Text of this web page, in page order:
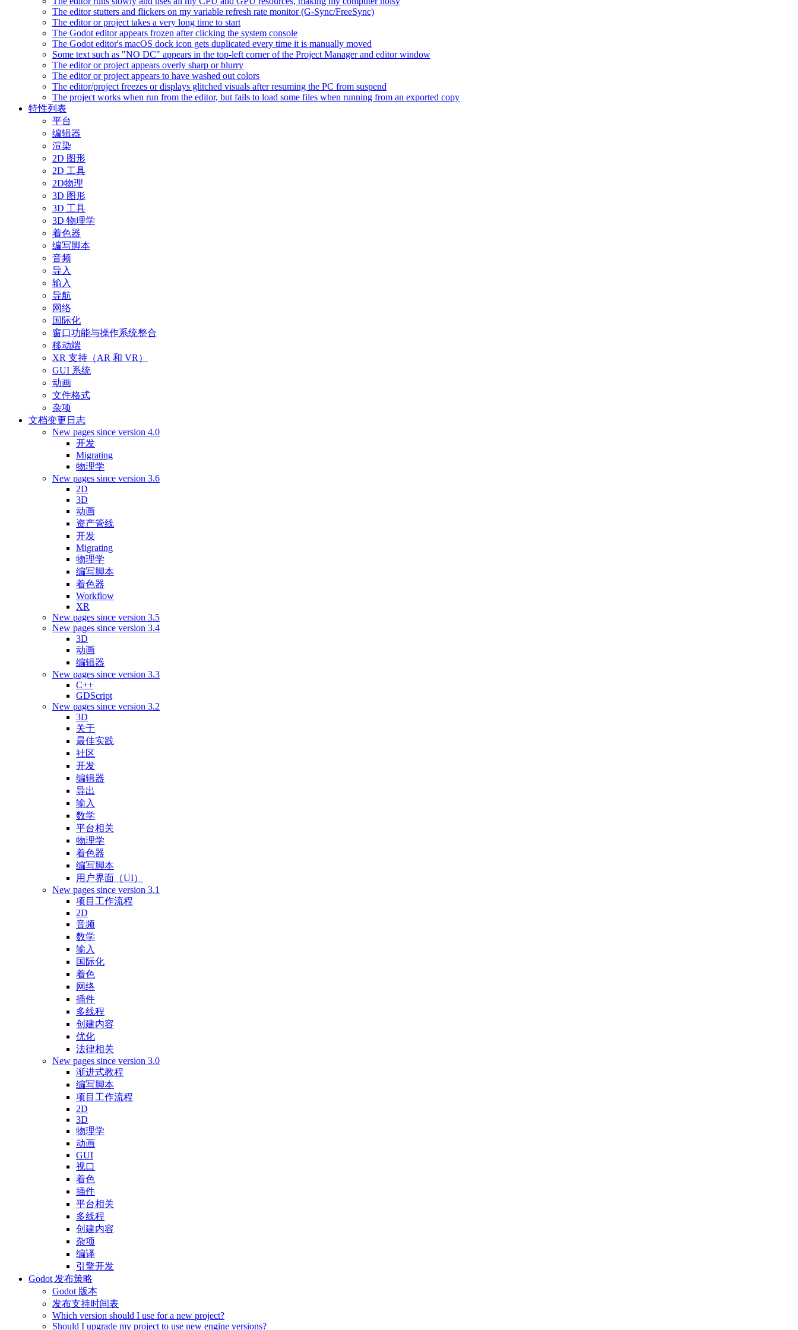
The editor stutters and flickers on my variable refresh rate monitor (G-Sync/FreeSync)
The editor or project takes a very long time to start
The Godot editor appears frozen after clicking the system console
The Godot editor's macOS dock icon gets duplicated every time it is manually moved
Some text such as "NO DC" appears in the top-left corner of the Project Manager and editor window
The editor or project appears overly sharp or blurry
The editor or project appears to have washed out colors
The editor/project freezes or displays glitched visuals after resuming the PC from suspend
The project works when run from the editor, but fails to load some files when running from an exported copy
特性列表
平台
编辑器
渲染
2D 图形
2D 工具
2D物理
3D 图形
3D 工具
3D 物理学
着色器
编写脚本
音频
导入
输入
导航
网络
国际化
窗口功能与操作系统整合
移动端
XR 支持（AR 和 VR）
GUI 系统
动画
文件格式
杂项
文档变更日志
New pages since version 4.0
开发
Migrating
物理学
New pages since version 3.6
2D
3D
动画
资产管线
开发
Migrating
物理学
编写脚本
着色器
Workflow
XR
New pages since version 3.5
New pages since version 3.4
3D
动画
编辑器
New pages since version 3.3
C++
GDScript
New pages since version 3.2
3D
关于
最佳实践
社区
开发
编辑器
导出
输入
数学
平台相关
物理学
着色器
编写脚本
用户界面（UI）
New pages since version 3.1
项目工作流程
2D
音频
数学
输入
国际化
着色
网络
插件
多线程
创建内容
优化
法律相关
New pages since version 3.0
渐进式教程
编写脚本
项目工作流程
2D
3D
物理学
动画
GUI
视口
着色
插件
平台相关
多线程
创建内容
杂项
编译
引擎开发
Godot 发布策略
Godot 版本
发布支持时间表
Which version should I use for a new project?
Should I upgrade my project to use new engine versions?